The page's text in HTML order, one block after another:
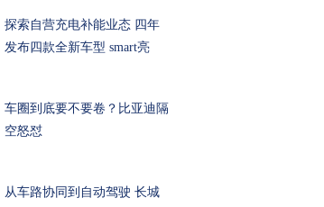
探索自营充电补能业态 四年
发布四款全新车型 smart亮
车圈到底要不要卷？比亚迪隔
空怒怼
从车路协同到自动驾驶 长城